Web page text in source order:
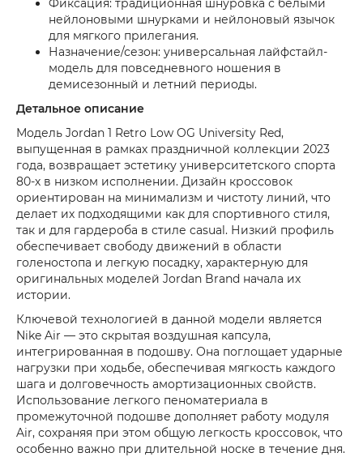
Фиксация: традиционная шнуровка с белыми
нейлоновыми шнурками и нейлоновый язычок
для мягкого прилегания.
Назначение/сезон: универсальная лайфстайл-
модель для повседневного ношения в
демисезонный и летний периоды.
Детальное описание
Модель Jordan 1 Retro Low OG University Red,
выпущенная в рамках праздничной коллекции 2023
года, возвращает эстетику университетского спорта
80-х в низком исполнении. Дизайн кроссовок
ориентирован на минимализм и чистоту линий, что
делает их подходящими как для спортивного стиля,
так и для гардероба в стиле casual. Низкий профиль
обеспечивает свободу движений в области
голеностопа и легкую посадку, характерную для
оригинальных моделей Jordan Brand начала их
истории.
Ключевой технологией в данной модели является
Nike Air — это скрытая воздушная капсула,
интегрированная в подошву. Она поглощает ударные
нагрузки при ходьбе, обеспечивая мягкость каждого
шага и долговечность амортизационных свойств.
Использование легкого пеноматериала в
промежуточной подошве дополняет работу модуля
Air, сохраняя при этом общую легкость кроссовок, что
особенно важно при длительной носке в течение дня.